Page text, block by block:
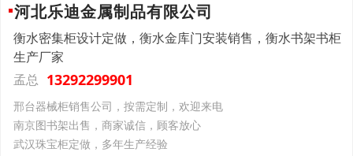
河北乐迪金属制品有限公司
衡水密集柜设计定做，衡水金库门安装销售，衡水书架书柜
生产厂家
孟总 13292299901
邢台器械柜销售公司，按需定制，欢迎来电
南京图书架出售，商家诚信，顾客放心
武汉珠宝柜定做，多年生产经验